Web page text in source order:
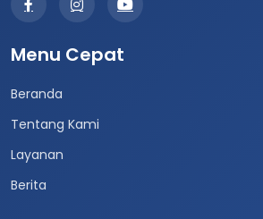
Menu Cepat
Beranda
Tentang Kami
Layanan
Berita